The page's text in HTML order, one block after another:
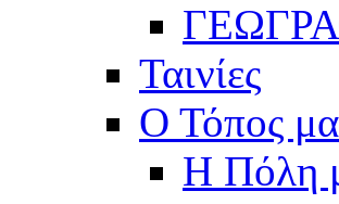
Ταινίες
Ο Τόπος
Η Πόλη